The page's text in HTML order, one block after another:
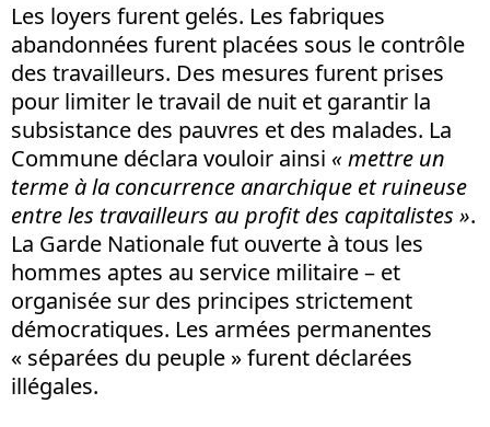
Les loyers furent gelés. Les fabriques
abandonnées furent placées sous le contrôle
des travailleurs. Des mesures furent prises
pour limiter le travail de nuit et garantir la
subsistance des pauvres et des malades. La
Commune déclara vouloir ainsi « mettre un
terme à la concurrence anarchique et ruineuse
entre les travailleurs au profit des capitalistes ».
La Garde Nationale fut ouverte à tous les
hommes aptes au service militaire – et
organisée sur des principes strictement
démocratiques. Les armées permanentes
« séparées du peuple » furent déclarées
illégales.